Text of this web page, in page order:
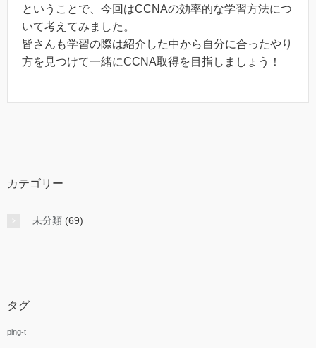
ということで、今回はCCNAの効率的な学習方法につ
いて考えてみました。
皆さんも学習の際は紹介した中から自分に合ったやり
方を見つけて一緒にCCNA取得を目指しましょう！
カテゴリー
未分類 (69)
タグ
ping-t